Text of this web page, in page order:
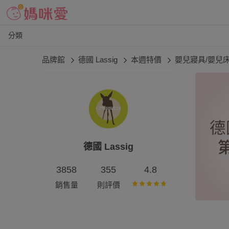
分類
品牌館 德國 Lassig 本週特價 嬰兒寢具/嬰兒
德國 Lassig
3858
銷售量
355
則評價
4.8